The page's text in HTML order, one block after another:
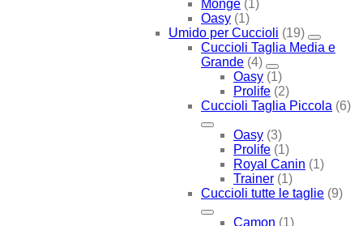
Monge (1)
Oasy (1)
Umido per Cuccioli (19)
Cuccioli Taglia Media e
Grande (4)
Oasy (1)
Prolife (2)
Cuccioli Taglia Piccola (6)
Oasy (3)
Prolife (1)
Royal Canin (1)
Trainer (1)
Cuccioli tutte le taglie (9)
Camon (1)